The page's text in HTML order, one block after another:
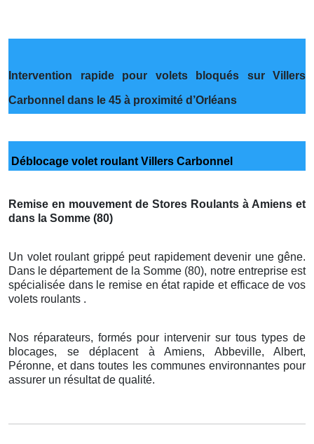
Intervention rapide pour volets bloqués sur Villers
Carbonnel dans le 45 à proximité d’Orléans
Déblocage volet roulant Villers Carbonnel
Remise en mouvement de Stores Roulants à Amiens et
dans la Somme (80)
Un volet roulant grippé peut rapidement devenir une gêne.
Dans le département de la Somme (80), notre entreprise est
spécialisée dans le remise en état rapide et efficace de vos
volets roulants .
Nos réparateurs, formés pour intervenir sur tous types de
blocages, se déplacent à Amiens, Abbeville, Albert,
Péronne, et dans toutes les communes environnantes pour
assurer un résultat de qualité.